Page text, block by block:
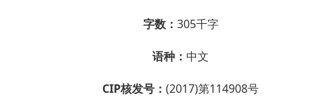
字数： 305千字
语种： 中文
CIP核发号： (2017)第114908号